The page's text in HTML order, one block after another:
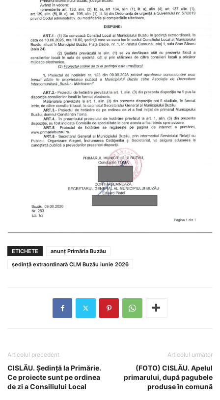
ETICHETE
anunț Primăria Buzău
ședință extraordinară CLM Buzău iunie 2026
Articolul precedent
CISLĂU. Ședință la Primărie.
Ce proiecte sunt pe ordinea
de zi a Consiliului Local
Articolul următor
(FOTO) CISLĂU. Apelul
primarului, după pagubele
produse în comună